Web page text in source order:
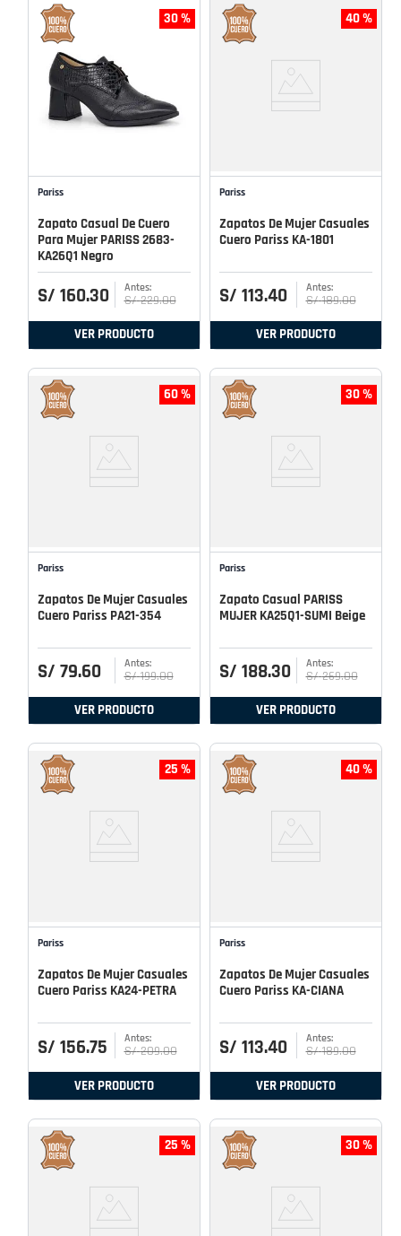
30 %
Pariss
Zapato Casual De Cuero
Para Mujer PARISS 2683-
KA26Q1 Negro
S/ 160.30 S/ 229.00
VER PRODUCTO
40 %
Pariss
Zapatos De Mujer Casuales
Cuero Pariss KA-1801
S/ 113.40 S/ 189.00
VER PRODUCTO
60 %
Pariss
Zapatos De Mujer Casuales
Cuero Pariss PA21-354
S/ 79.60 S/ 199.00
VER PRODUCTO
30 %
Pariss
Zapato Casual PARISS
MUJER KA25Q1-SUMI Beige
S/ 188.30 S/ 269.00
VER PRODUCTO
25 %
Pariss
Zapatos De Mujer Casuales
Cuero Pariss KA24-PETRA
S/ 156.75 S/ 209.00
VER PRODUCTO
40 %
Pariss
Zapatos De Mujer Casuales
Cuero Pariss KA-CIANA
S/ 113.40 S/ 189.00
VER PRODUCTO
25 % 30 %